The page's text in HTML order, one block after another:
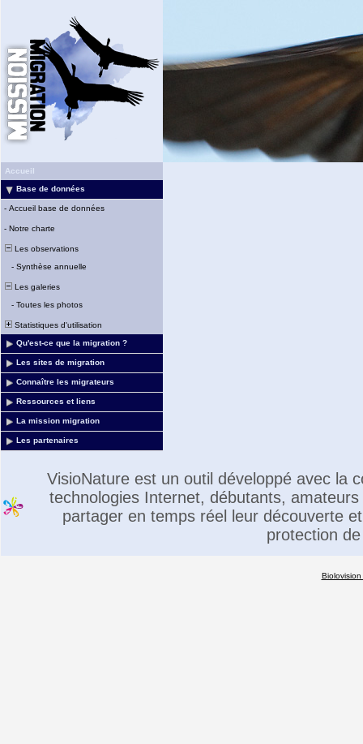
Accueil
Base de données
- Accueil base de données
- Notre charte
Les observations
- Synthèse annuelle
Les galeries
- Toutes les photos
Statistiques d'utilisation
Qu'est-ce que la migration ?
Les sites de migration
Connaître les migrateurs
Ressources et liens
La mission migration
Les partenaires
VisioNature est un outil développé avec la
technologies Internet, débutants,
partager en temps réel leur découverte
protection
Biolovision